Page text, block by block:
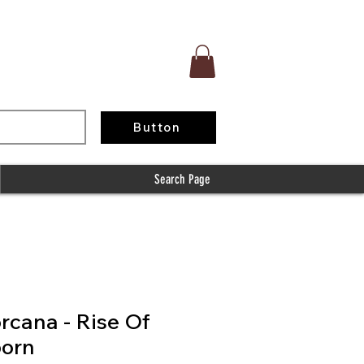
Button
Search Page
- Rise Of